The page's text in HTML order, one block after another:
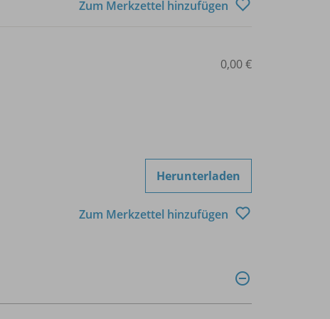
Zum Merkzettel hinzufügen
0,00 €
Herunterladen
Zum Merkzettel hinzufügen